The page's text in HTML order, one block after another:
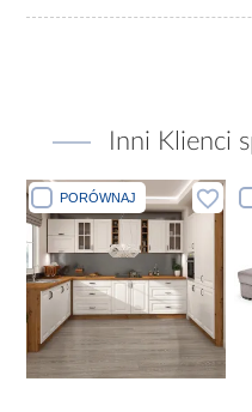
Inni Klienci
PORÓWNAJ